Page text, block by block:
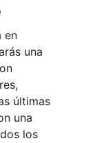
en
una
últimas
una
los